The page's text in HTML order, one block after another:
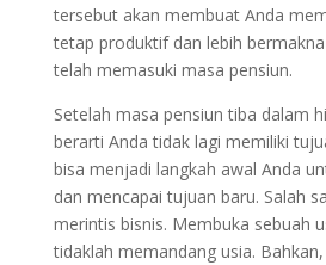
tersebut akan membuat Anda
tetap produktif dan lebih
telah memasuki masa pensiun.
Setelah masa pensiun tiba dalam
berarti Anda tidak lagi memiliki
bisa menjadi langkah awal Anda
dan mencapai tujuan baru. Salah
merintis bisnis. Membuka sebuah
tidaklah memandang usia.